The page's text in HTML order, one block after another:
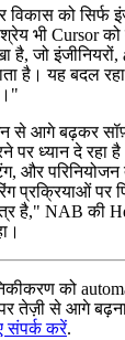
विकास को सिर्फ
भी Cursor
है, जो
है। यह बदल
से आगे बढ़कर
पर ध्यान दे रहा
और
प्रक्रियाओं
है," NAB की
को
तेज़ी से आगे
संपर्क करें.